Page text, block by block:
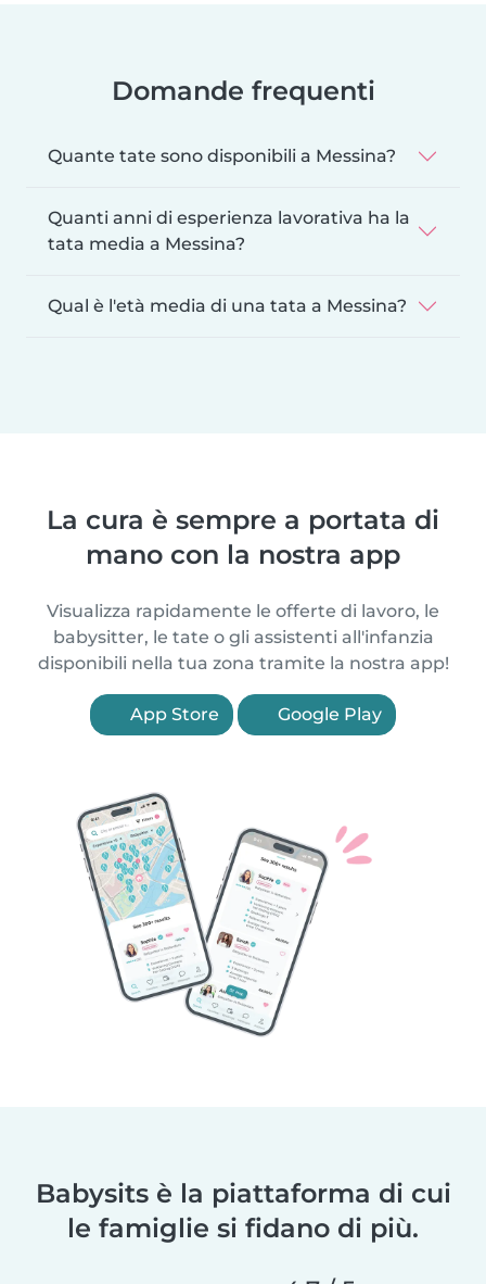
Domande frequenti
Quante tate sono disponibili a Messina?
Quanti anni di esperienza lavorativa ha la
tata media a Messina?
Qual è l'età media di una tata a Messina?
La cura è sempre a portata di
mano con la nostra app
Visualizza rapidamente le offerte di lavoro, le
babysitter, le tate o gli assistenti all'infanzia
disponibili nella tua zona tramite la nostra app!
App Store Google Play
Babysits è la piattaforma di cui
le famiglie si fidano di più.